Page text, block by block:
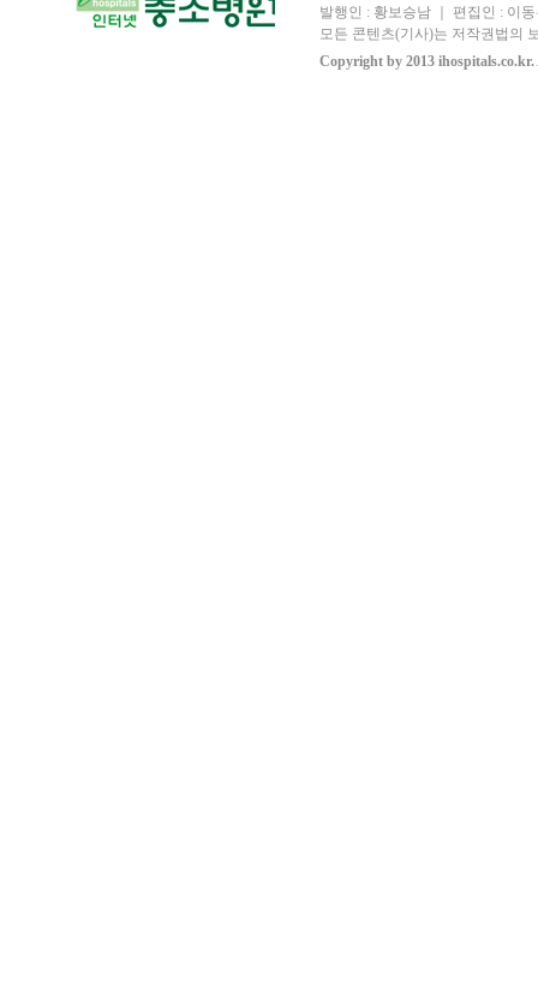
발행인 : 황보승남 ｜ 편집인 : 이
모든 콘텐츠(기사)는 저작권법의
Copyright by 2013 ihospitals.co.kr.